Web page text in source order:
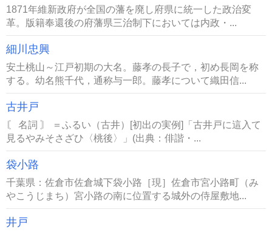
1871年維新政府が全国の藩を廃し府県に統一した政治変
革。版籍奉還後の府藩県三治制下においては内政・...
細川忠興
安土桃山～江戸初期の大名。藤孝の長子で，初め長岡を称
する。幼名熊千代，通称与一郎。藤孝について織田信...
古井戸
〘 名詞 〙 ＝ふるい（古井）[初出の実例]「古井戸に這入て
見るやみそさざひ〈桃後〉」(出典：俳諧・...
袋小路
千葉県：佐倉市佐倉城下袋小路［現］佐倉市宮小路町（み
やこうじまち）宮小路の南に位置する城外の侍屋敷地...
井戸